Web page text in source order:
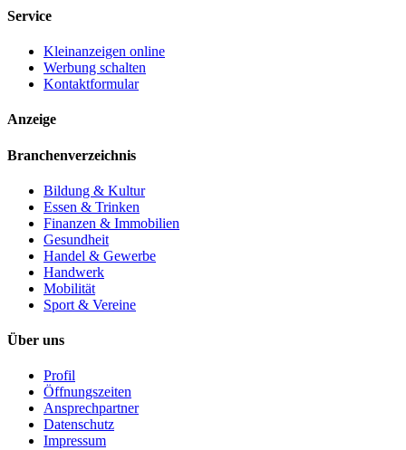
Service
Kleinanzeigen online
Werbung schalten
Kontaktformular
Anzeige
Branchenverzeichnis
Bildung & Kultur
Essen & Trinken
Finanzen & Immobilien
Gesundheit
Handel & Gewerbe
Handwerk
Mobilität
Sport & Vereine
Über uns
Profil
Öffnungszeiten
Ansprechpartner
Datenschutz
Impressum